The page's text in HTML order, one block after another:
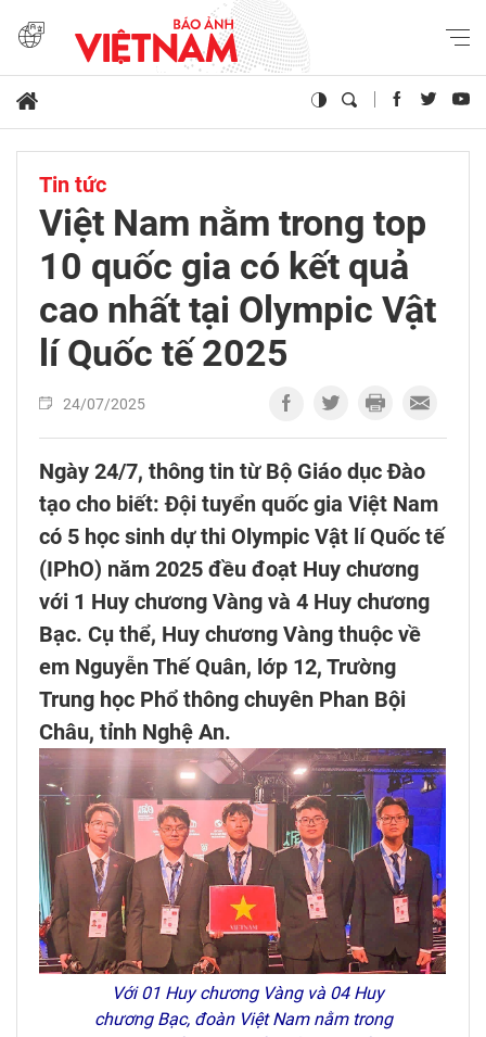
Tin tức
Việt Nam nằm trong top
10 quốc gia có kết quả
cao nhất tại Olympic Vật
lí Quốc tế 2025
24/07/2025
Ngày 24/7, thông tin từ Bộ Giáo dục Đào
tạo cho biết: Đội tuyển quốc gia Việt Nam
có 5 học sinh dự thi Olympic Vật lí Quốc tế
(IPhO) năm 2025 đều đoạt Huy chương
với 1 Huy chương Vàng và 4 Huy chương
Bạc. Cụ thể, Huy chương Vàng thuộc về
em Nguyễn Thế Quân, lớp 12, Trường
Trung học Phổ thông chuyên Phan Bội
Châu, tỉnh Nghệ An.
Với 01 Huy chương Vàng và 04 Huy
chương Bạc, đoàn Việt Nam nằm trong